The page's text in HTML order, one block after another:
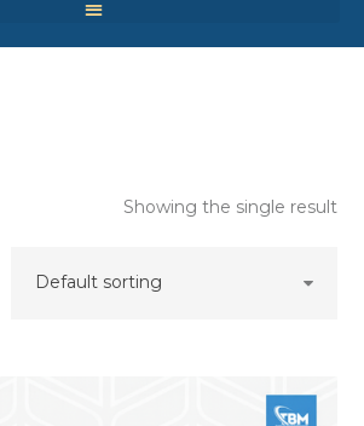
Showing the single result